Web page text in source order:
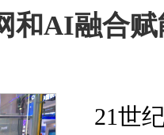
和AI融合
21世